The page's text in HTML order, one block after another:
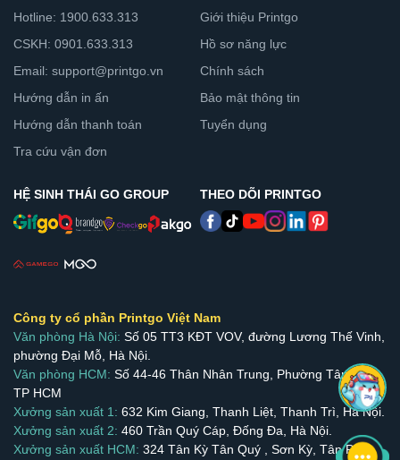
Hotline: 1900.633.313
CSKH: 0901.633.313
Email: support@printgo.vn
Hướng dẫn in ấn
Hướng dẫn thanh toán
Tra cứu vận đơn
Giới thiệu Printgo
Hồ sơ năng lực
Chính sách
Bảo mật thông tin
Tuyển dụng
HỆ SINH THÁI GO GROUP THEO DÕI PRINTGO
Công ty cổ phần Printgo Việt Nam
Văn phòng Hà Nội: Số 05 TT3 KĐT VOV, đường Lương Thế Vinh,
phường Đại Mỗ, Hà Nội.
Văn phòng HCM: Số 44-46 Thân Nhân Trung, Phường Tân Bình,
TP HCM
Xưởng sản xuất 1: 632 Kim Giang, Thanh Liệt, Thanh Trì, Hà Nội.
Xưởng sản xuất 2: 460 Trần Quý Cáp, Đống Đa, Hà Nội.
Xưởng sản xuất HCM: 324 Tân Kỳ Tân Quý , Sơn Kỳ, Tân Phú.